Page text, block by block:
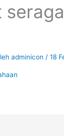
adminicon /18